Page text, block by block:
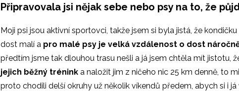
Připravovala jsi nějak sebe nebo psy na to, že
Moji psi jsou aktivní sportovci, takže jsem si byla jistá, že
dost malí a pro malé psy je velká vzdálenost o dost
předtím jsme tak dlouhou trasu nešli a já jsem chtěla mít jistotu,
jejich běžný trénink a naložit jim z ničeho nic 25 km denně, to
proto chodili delší okruhy už několik víkendů předem, abych si i já